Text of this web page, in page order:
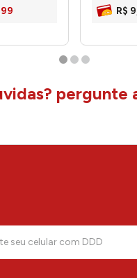
99 R$ 9
pergunte